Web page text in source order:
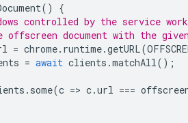
()
{
controlled by the service
document with the
= chrome. runtime.getURL(
= await clients .matchAll ();
. some(c => c.url ===